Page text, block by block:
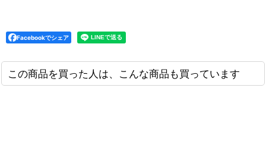
Facebookでシェア
この商品を買った人は、こんな商品も買っています